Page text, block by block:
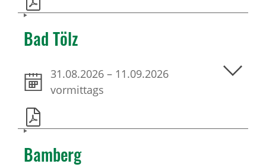
Bad Tölz
31.08.2026 – 11.09.2026
vormittags
Bamberg